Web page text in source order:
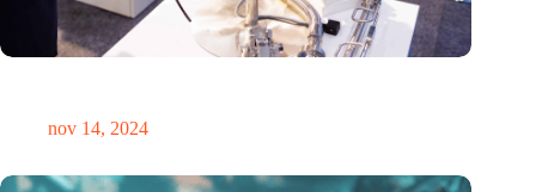
nov 14, 2024